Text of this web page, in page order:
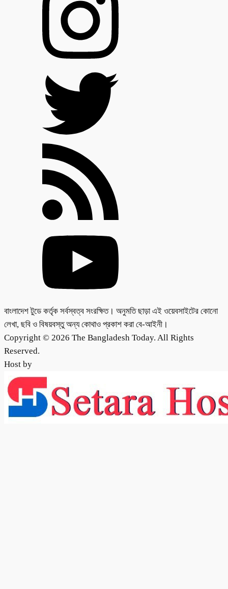
বাংলাদেশ টুডে কর্তৃক সর্বস্বত্ব সংরক্ষিত। অনুমতি ছাড়া এই ওয়েবসাইটের কোনো
লেখা, ছবি ও বিষয়বস্তু অন্য কোথাও প্রকাশ করা বে-আইনী।
Copyright © 2026 The Bangladesh Today. All Rights
Reserved.
Host by